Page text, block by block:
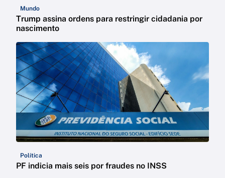
Mundo
Trump assina ordens para restringir cidadania por
nascimento
Política
PF indicia mais seis por fraudes no INSS